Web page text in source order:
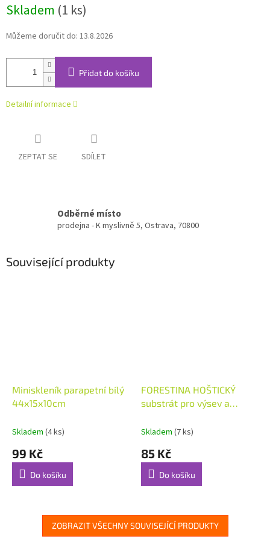
cena:
Skladem (1 ks)
Můžeme doručit do: 13.8.2026
Přidat do košíku
Detailní informace
ZEPTAT SE SDÍLET
Odběrné místo
prodejna - K myslivně 5, Ostrava, 70800
Související produkty
Miniskleník parapetní bílý
44x15x10cm
Skladem (4 ks)
99 Kč
Do košíku
FORESTINA HOŠTICKÝ
substrát pro výsev a
Skladem (7 ks)
85 Kč
Do košíku
ZOBRAZIT VŠECHNY SOUVISEJÍCÍ PRODUKTY